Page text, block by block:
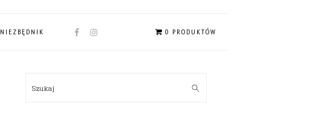
NIEZBĘDNIK
NAV
0 PRODUKTÓW
SIDEBAR
Szukaj